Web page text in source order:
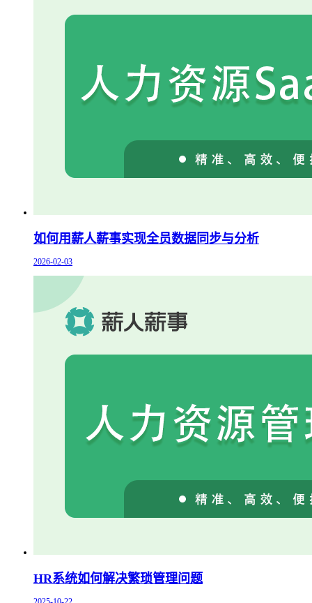
如何用薪人薪事实现全员数据同步与分析
2026-02-03
HR系统如何解决繁琐管理问题